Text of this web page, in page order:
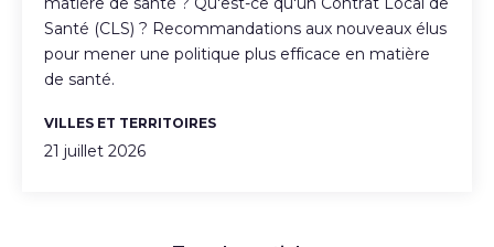
Santé (CLS) ? Recommandations aux nouveaux élus
pour mener une politique plus efficace en matière
de santé.
VILLES ET TERRITOIRES
21 juillet 2026